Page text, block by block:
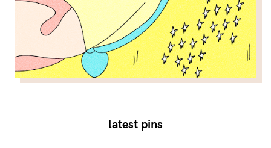
latest pins